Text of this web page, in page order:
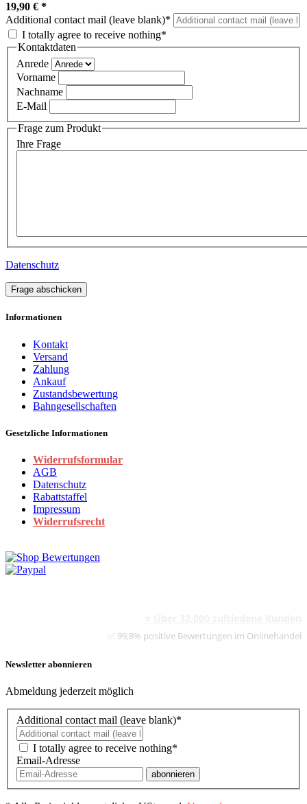
19,90 € *
Additional contact mail (leave blank)*
I totally agree to receive nothing*
Kontaktdaten
Anrede
Vorname
Nachname
E-Mail
Frage zum Produkt
Ihre Frage
Datenschutz
Frage abschicken
Informationen
Kontakt
Versand
Zahlung
Ankauf
Zustandsbewertung
Bahngesellschaften
Gesetzliche Informationen
Widerrufsformular
AGB
Datenschutz
Rabattstaffel
Impressum
Widerrufsrecht
✅ 99,8% positive Bewertungen im Onlinehandel
Newsletter abonnieren
Abmeldung jederzeit möglich
Additional contact mail (leave blank)*
I totally agree to receive nothing*
Email-Adresse
abonnieren